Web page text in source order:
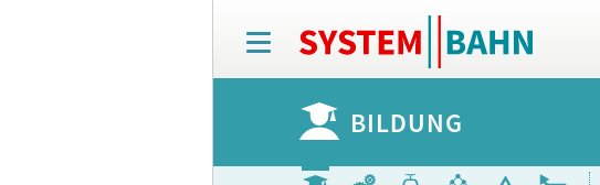
T
o
g
n
BILDUNG